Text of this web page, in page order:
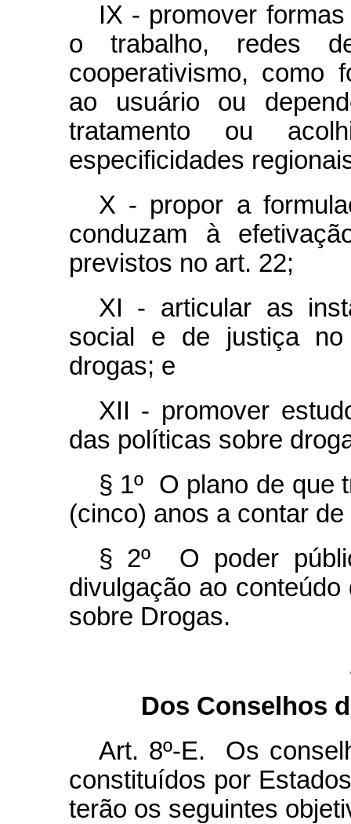
IX - promover
o trabalho, redes
cooperativismo, como
ao usuário ou
tratamento ou
especificidades
X - propor a
conduzam à
previstos no art. 22;
XI - articular as
social e de justiça no
drogas; e
XII - promover
das políticas sobre
§ 1º O plano de que
(cinco) anos a contar
§ 2º O poder
divulgação ao
sobre Drogas.
Dos Conselhos
Art. 8º-E. Os
constituídos por
terão os seguintes